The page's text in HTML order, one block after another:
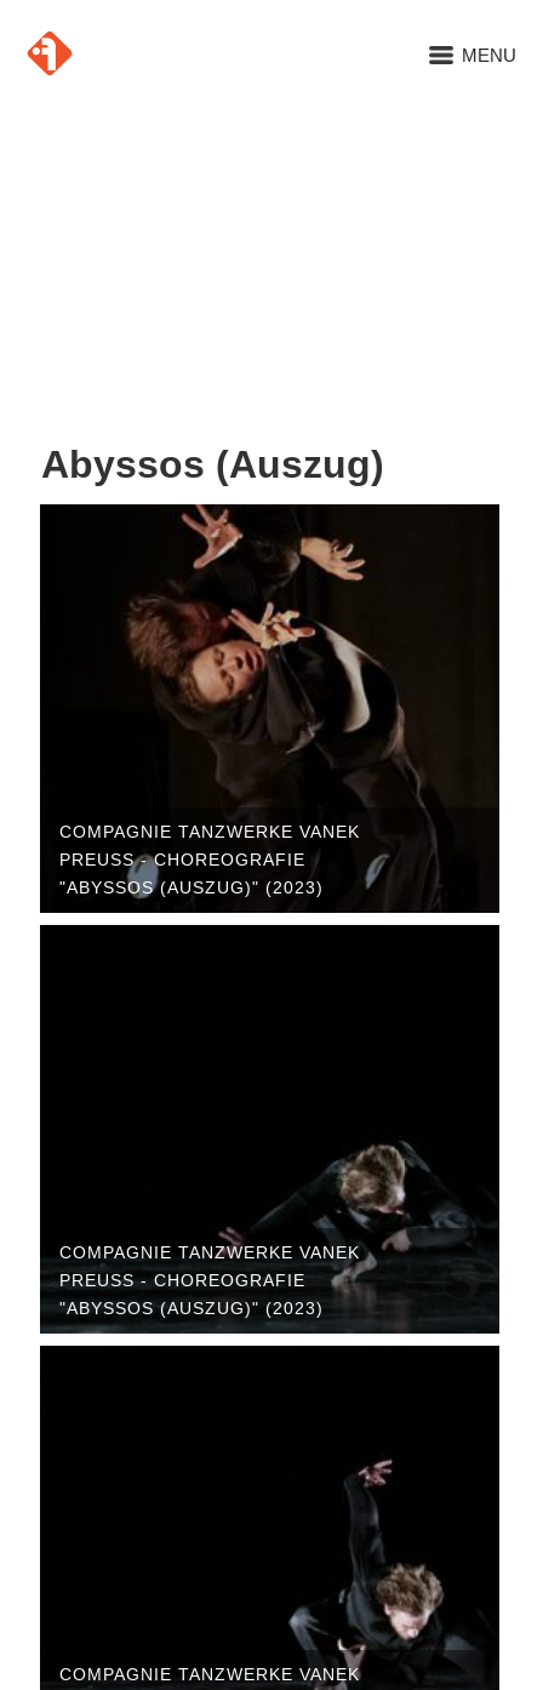
MENU
Abyssos (Auszug)
COMPAGNIE TANZWERKE VANEK
PREUSS - CHOREOGRAFIE "
ABYSSOS (AUSZUG)" (2023)
COMPAGNIE TANZWERKE VANEK
PREUSS - CHOREOGRAFIE "
ABYSSOS (AUSZUG)" (2023)
COMPAGNIE TANZWERKE VANEK